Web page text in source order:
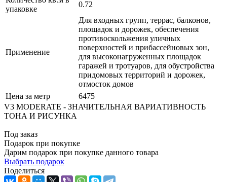
упаковке
0.72
Применение
Для входных групп, террас, балконов,
площадок и дорожек, обеспечения
противоскольжения уличных
поверхностей и прибассейновых зон,
для высоконагруженных площадок
гаражей и тротуаров, для обустройства
придомовых территорий и дорожек,
отмосток домов
Цена за метр
6475
V3 MODERATE - ЗНАЧИТЕЛЬНАЯ ВАРИАТИВНОСТЬ
ТОНА И РИСУНКА
Под заказ
Подарок при покупке
Дарим подарок при покупке данного товара
Выбрать подарок
Поделиться